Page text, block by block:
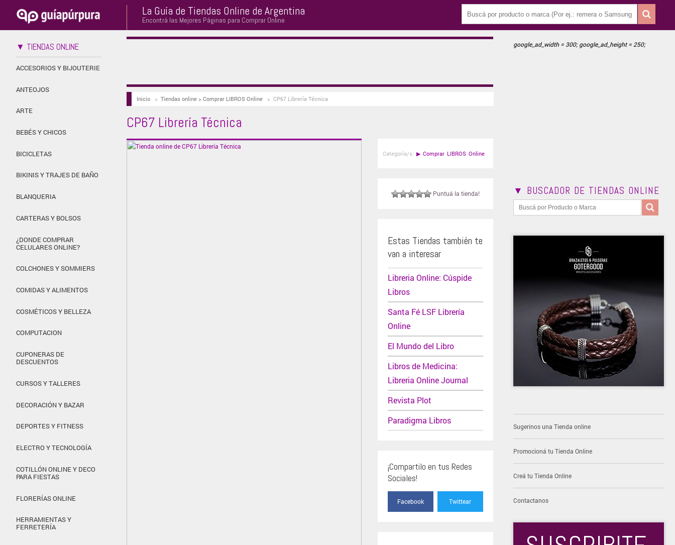
La Guía de Tiendas Online de Argentina
Encontrá las Mejores Páginas para Comprar Online
▼ TIENDAS ONLINE
ACCESORIOS Y BIJOUTERIE
ANTEOJOS
ARTE
BEBÉS Y CHICOS
BICICLETAS
BIKINIS Y TRAJES DE BAÑO
BLANQUERIA
CARTERAS Y BOLSOS
¿DONDE COMPRAR
CELULARES ONLINE?
COLCHONES Y SOMMIERS
COMIDAS Y ALIMENTOS
COSMÉTICOS Y BELLEZA
COMPUTACION
CUPONERAS DE
DESCUENTOS
CURSOS Y TALLERES
DECORACIÓN Y BAZAR
DEPORTES Y FITNESS
ELECTRO Y TECNOLOGÍA
COTILLÓN ONLINE Y DECO
PARA FIESTAS
FLORERÍAS ONLINE
HERRAMIENTAS Y
FERRETERÍA
Inicio> Tiendas online > Comprar LIBROS Online> CP67 Librería Técnica
CP67 Librería Técnica
Categoría/s: ▶ Comprar LIBROS Online
Puntuá la tienda!
Estas Tiendas también te
van a interesar
Libreria Online: Cúspide
Libros
Santa Fé LSF Librería
Online
El Mundo del Libro
Libros de Medicina:
Libreria Online Journal
Revista Plot
Paradigma Libros
¡Compartilo en tus Redes
Sociales!
Facebook Twittear
google_ad_width = 300; google_ad_height = 250;
▼ BUSCADOR DE TIENDAS ONLINE
Sugerinos una Tienda online
Promocioná tu Tienda Online
Creá tu Tienda Online
Contactanos